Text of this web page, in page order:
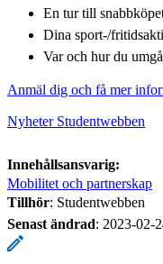
En tur till
Dina sport-/
Var och hur du
Anmäl dig och få mer
Nyheter Studentwebben
Innehållsansvarig:
Mobilitet och partnerskap
Tillhör: Studentwebben
Senast ändrad: 2023-02-